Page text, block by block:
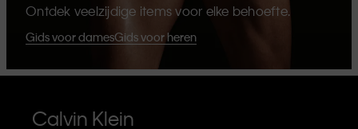
Ontdek veelzijdige items voor elke behoefte.
Gids voor damesGids voor heren
Calvin Klein